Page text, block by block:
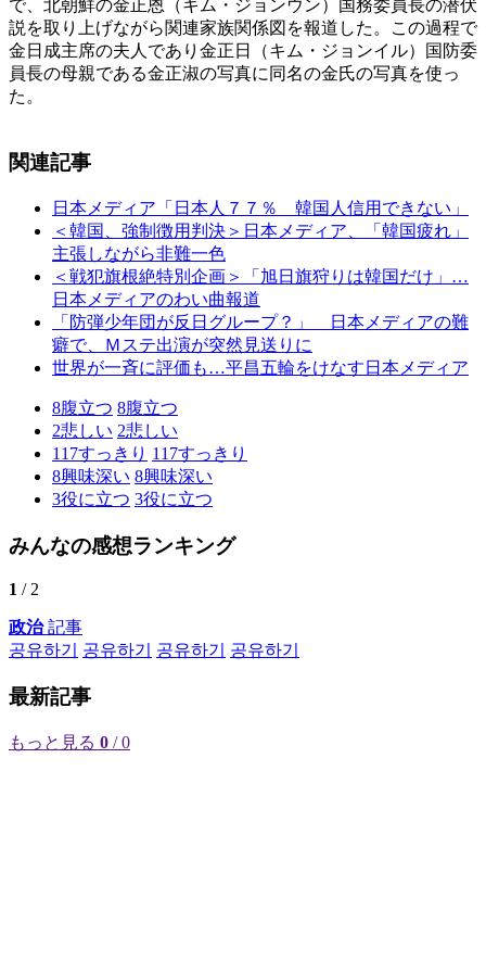
で、北朝鮮の金正恩（キム・ジョンウン）国務委員長の潜伏
説を取り上げながら関連家族関係図を報道した。この過程で
金日成主席の夫人であり金正日（キム・ジョンイル）国防委
員長の母親である金正淑の写真に同名の金氏の写真を使っ
た。
関連記事
日本メディア「日本人７７％ 韓国人信用できない」
＜韓国、強制徴用判決＞日本メディア、「韓国疲れ」
主張しながら非難一色
＜戦犯旗根絶特別企画＞「旭日旗狩りは韓国だけ」…
日本メディアのわい曲報道
「防弾少年団が反日グループ？」 日本メディアの難
癖で、Ｍステ出演が突然見送りに
世界が一斉に評価も…平昌五輪をけなす日本メディア
8腹立つ 8腹立つ
2悲しい 2悲しい
117すっきり 117すっきり
8興味深い 8興味深い
3役に立つ 3役に立つ
みんなの感想ランキング
1 / 2
政治記事
공유하기
공유하기 공유하기 공유하기
最新記事
もっと見る 0 / 0